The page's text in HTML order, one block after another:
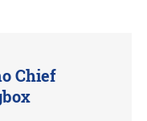
Chief